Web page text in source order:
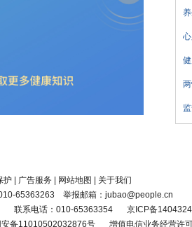
护 广告服务 网站地图
关于我们
65363263 举报邮箱：jubao@people.cn
联系电话：010-65363354
京ICP备
安备11010502032876号 增值电信业务经营许